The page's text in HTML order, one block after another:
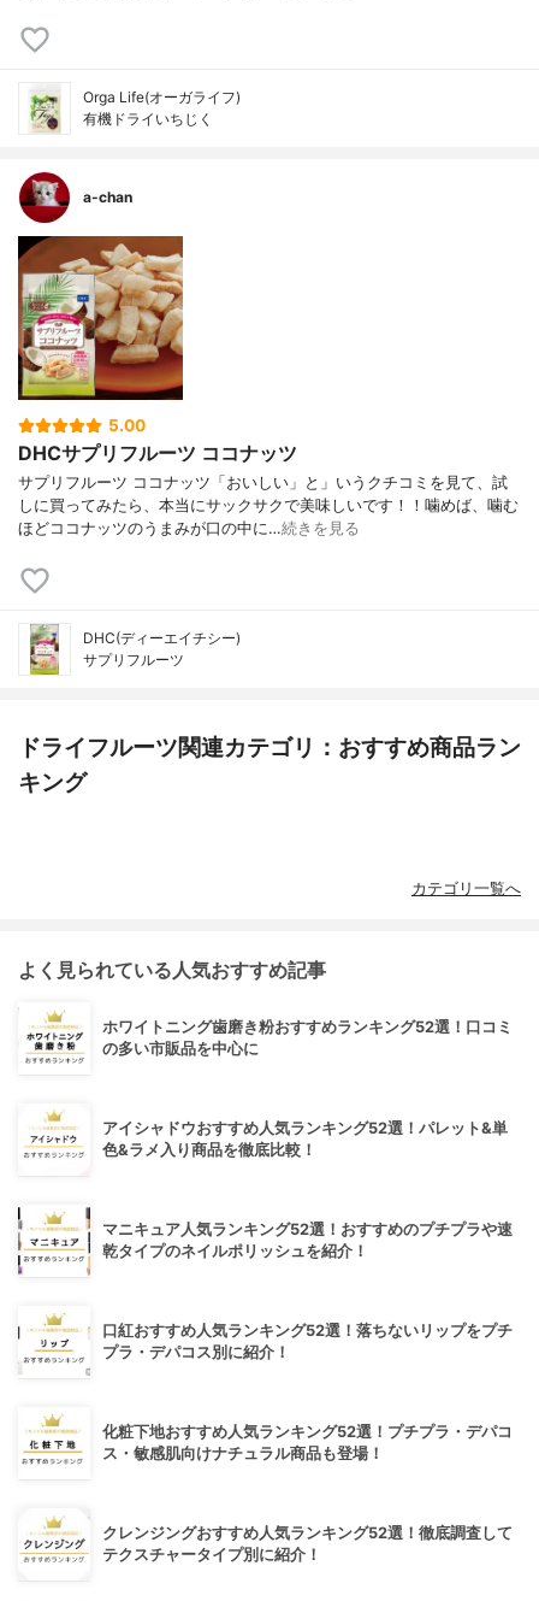
Orga Life(オーガライフ)
有機ドライいちじく
a-chan
5.00
DHCサプリフルーツ ココナッツ
サプリフルーツ ココナッツ「おいしい」と」いうクチコミを見て、試
しに買ってみたら、本当にサックサクで美味しいです！！噛めば、噛む
ほどココナッツのうまみが口の中に…続きを見る
DHC(ディーエイチシー)
サプリフルーツ
ドライフルーツ関連カテゴリ：おすすめ商品ラン
キング
カテゴリ一覧へ
よく見られている人気おすすめ記事
ホワイトニング歯磨き粉おすすめランキング52選！口コミ
の多い市販品を中心に
アイシャドウおすすめ人気ランキング52選！パレット&単
色&ラメ入り商品を徹底比較！
マニキュア人気ランキング52選！おすすめのプチプラや速
乾タイプのネイルポリッシュを紹介！
口紅おすすめ人気ランキング52選！落ちないリップをプチ
プラ・デパコス別に紹介！
化粧下地おすすめ人気ランキング52選！プチプラ・デパコ
ス・敏感肌向けナチュラル商品も登場！
クレンジングおすすめ人気ランキング52選！徹底調査して
テクスチャータイプ別に紹介！